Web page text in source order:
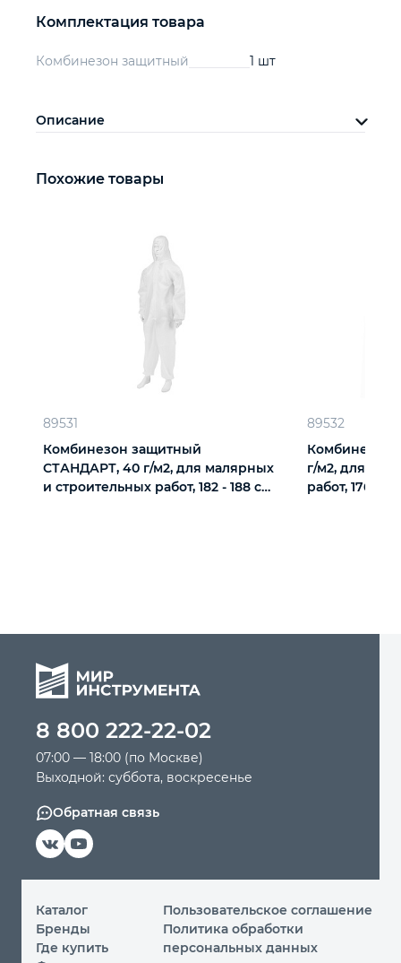
Комплектация товара
Комбинезон защитный 1 шт
Описание
Похожие товары
89531
Комбинезон защитный
СТАНДАРТ, 40 г/м2, для малярных
и строительных работ, 182 - 188 см
89532
Комбинезон
г/м2, для
работ, 176-
8 800 222-22-02
07:00 — 18:00 (по Москве)
Выходной: суббота, воскресенье
Обратная связь
Каталог
Бренды
Где купить
Пользовательское соглашение
Политика обработки
персональных данных